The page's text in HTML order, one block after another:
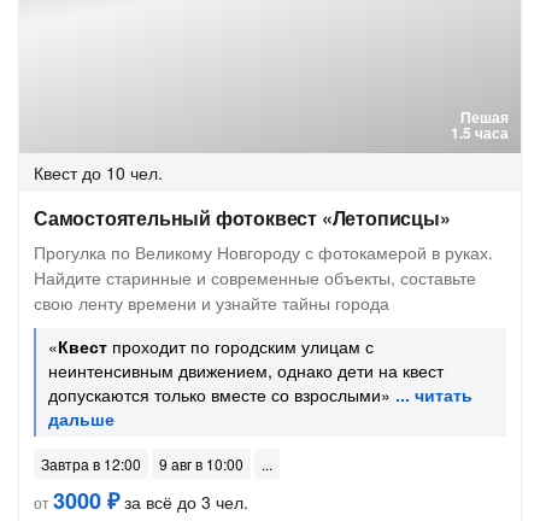
Пешая
1.5 часа
Квест до 10 чел.
Самостоятельный фотоквест «Летописцы»
Прогулка по Великому Новгороду с фотокамерой в руках.
Найдите старинные и современные объекты, составьте
свою ленту времени и узнайте тайны города
«Квест проходит по городским улицам с
неинтенсивным движением, однако дети на квест
допускаются только вместе со взрослыми»
Завтра в 12:00
9 авг в 10:00
от3000 ₽за всё до 3 чел.